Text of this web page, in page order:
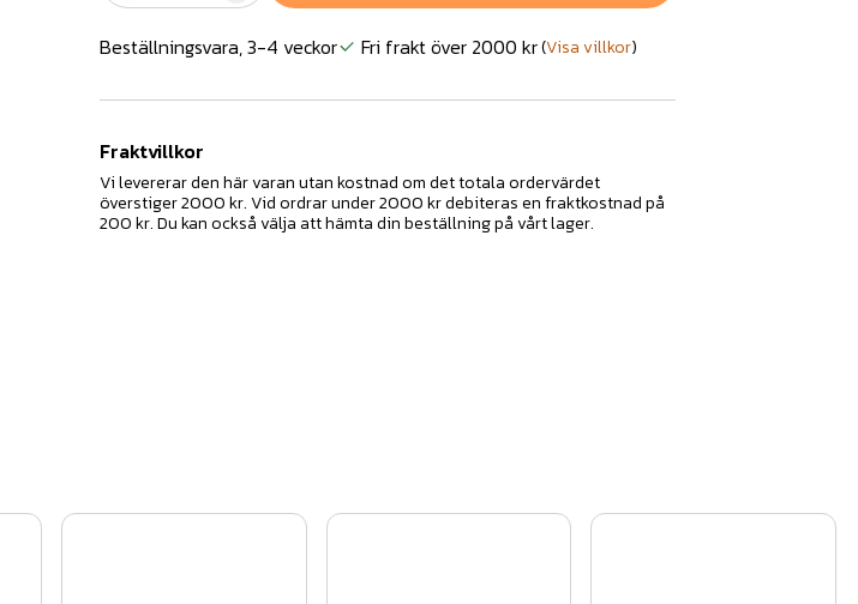
Beställningsvara, 3-4 veckor Fri frakt över 2000 kr(Visa villkor)
Fraktvillkor
Vi levererar den här varan utan kostnad om det totala ordervärdet
överstiger 2000 kr. Vid ordrar under 2000 kr debiteras en fraktkostnad på
200 kr. Du kan också välja att hämta din beställning på vårt lager.